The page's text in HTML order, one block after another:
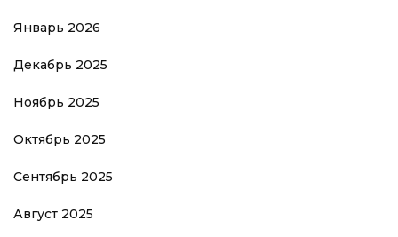
Январь 2026
Декабрь 2025
Ноябрь 2025
Октябрь 2025
Сентябрь 2025
Август 2025